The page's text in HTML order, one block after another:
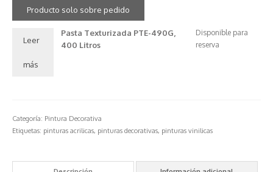
Producto solo sobre pedido
Leer
más
Pasta Texturizada PTE-490G,
400 Litros
Disponible para
reserva
Categoría: Pintura Decorativa
Etiquetas: pinturas acrilicas, pinturas decorativas, pinturas vinilicas